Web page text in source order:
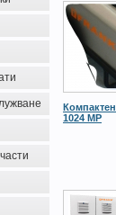
1024 MP